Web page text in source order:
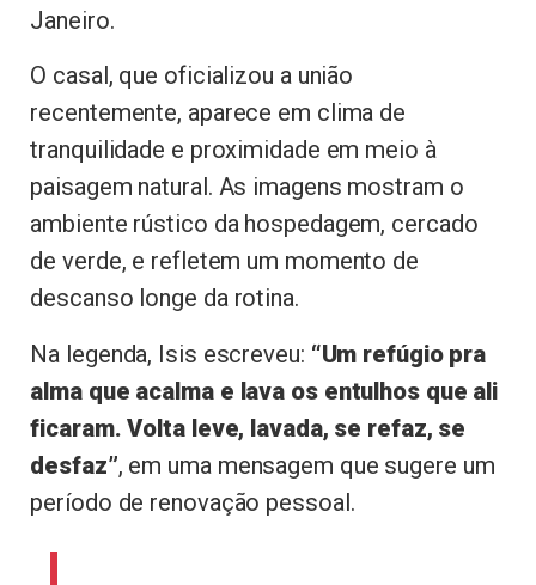
Janeiro.
O casal, que oficializou a união
recentemente, aparece em clima de
tranquilidade e proximidade em meio à
paisagem natural. As imagens mostram o
ambiente rústico da hospedagem, cercado
de verde, e refletem um momento de
descanso longe da rotina.
Na legenda, Isis escreveu: “Um refúgio pra
alma que acalma e lava os entulhos que ali
ficaram. Volta leve, lavada, se refaz, se
desfaz”, em uma mensagem que sugere um
período de renovação pessoal.